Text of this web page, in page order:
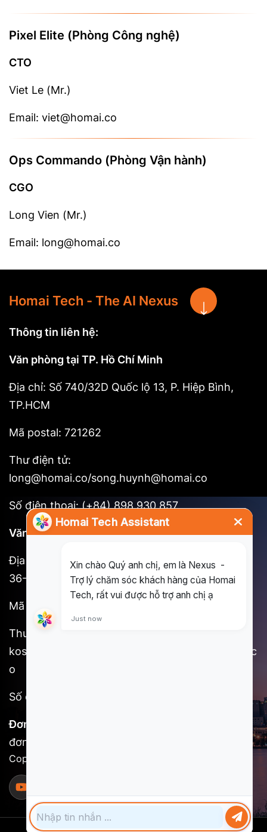
Pixel Elite (Phòng Công nghệ)
CTO
Viet Le (Mr.)
Email: viet@homai.co
Ops Commando (Phòng Vận hành)
CGO
Long Vien (Mr.)
Email: long@homai.co
Homai Tech - The AI Nexus
Thông tin liên hệ:
Văn phòng tại TP. Hồ Chí Minh
Địa chỉ: Số 740/32D Quốc lộ 13, P. Hiệp Bình,
TP.HCM
Mã postal: 721262
Thư điện tử:
long@homai.co/song.huynh@homai.co
Số điện thoại: (+84) 898 930 857
Văn phòng tại Tokyo
Địa chỉ: 3F, Shinjuku No. 7 Hayama Building, 1-
36-2 Shinjuku, Shinjuku-ku, Tokyo
Mã Postal: 160-0022
Thư điện tử:
kosuke.kawada@homai.co/song.huynh@homai.c
o
Số điện thoại: (+81) 9098527756
Đơn vị chịu trách nhiệm nội dung:
đơn vị trực thuộc SCSI
Copyright @ 2025 Homai Tech